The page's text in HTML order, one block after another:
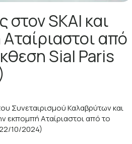
στον SKAI και
από
Sial Paris
Συνεταιρισμού Καλαβρύτων και
εκπομπή Αταίριαστοι από το
10/2024)